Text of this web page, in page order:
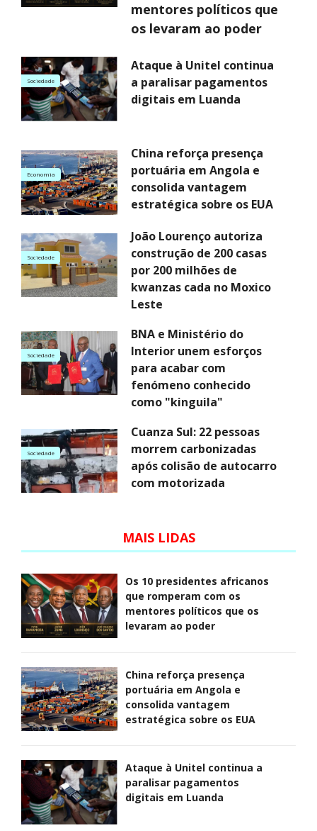
mentores políticos que
os levaram ao poder
Sociedade
Ataque à Unitel continua
a paralisar pagamentos
digitais em Luanda
Economia
China reforça presença
portuária em Angola e
consolida vantagem
estratégica sobre os EUA
Sociedade
João Lourenço autoriza
construção de 200 casas
por 200 milhões de
kwanzas cada no Moxico
Leste
Sociedade
BNA e Ministério do
Interior unem esforços
para acabar com
fenómeno conhecido
como "kinguila"
Sociedade
Cuanza Sul: 22 pessoas
morrem carbonizadas
após colisão de autocarro
com motorizada
MAIS LIDAS
Os 10 presidentes africanos
que romperam com os
mentores políticos que os
levaram ao poder
China reforça presença
portuária em Angola e
consolida vantagem
estratégica sobre os EUA
Ataque à Unitel continua a
paralisar pagamentos
digitais em Luanda